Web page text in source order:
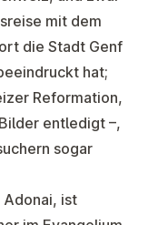
mit dem
die Stadt Genf
hat;
Reformation,
entledigt –,
sogar
Adonai, ist